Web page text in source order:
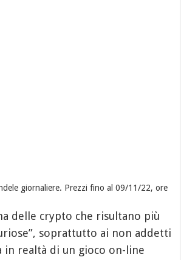
giornaliere. Prezzi fino al 09/11/22, ore
delle crypto che risultano più
soprattutto ai non addetti
in realtà di un gioco on-line